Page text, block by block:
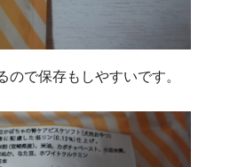
ので保存もしやすいです。